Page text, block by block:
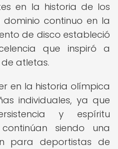
en la historia de los
dominio continuo en la
de disco estableció
que inspiró a
atletas.
en la historia olímpica
individuales, ya que
y espíritu
siendo una
para deportistas de